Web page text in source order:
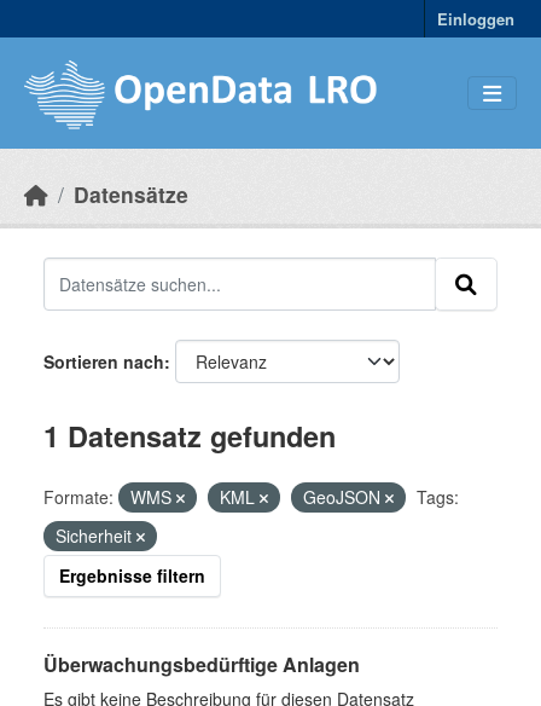
Einloggen
Datensätze
Sortieren nach
1 Datensatz gefunden
Formate: WMS KML GeoJSON
Tags:
Sicherheit
Ergebnisse filtern
Überwachungsbedürftige Anlagen
Es gibt keine Beschreibung für diesen Datensatz